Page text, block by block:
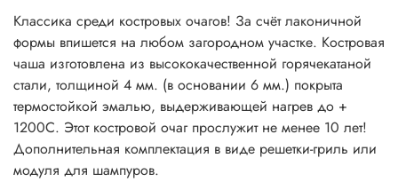
Классика среди костровых очагов! За счёт лаконичной
формы впишется на любом загородном участке. Костровая
чаша изготовлена из высококачественной горячекатаной
стали, толщиной 4 мм. (в основании 6 мм.) покрыта
термостойкой эмалью, выдерживающей нагрев до +
1200С. Этот костровой очаг прослужит не менее 10 лет!
Дополнительная комплектация в виде решетки-гриль или
модуля для шампуров.